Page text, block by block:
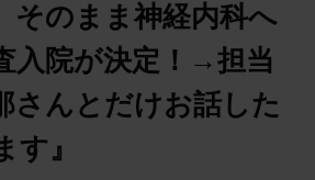
そのまま神経内科へ
入院が決定！→担当
さんとだけお話した
す』